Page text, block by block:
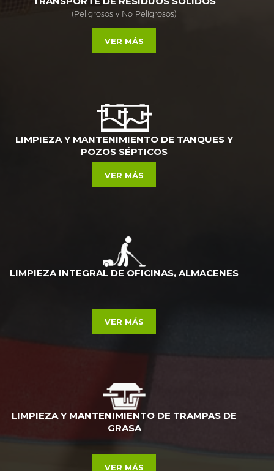
(Peligrosos y No Peligrosos)
VER MÁS
LIMPIEZA Y MANTENIMIENTO DE TANQUES Y
POZOS SÉPTICOS
VER MÁS
LIMPIEZA INTEGRAL DE OFICINAS, ALMACENES
VER MÁS
LIMPIEZA Y MANTENIMIENTO DE TRAMPAS DE
GRASA
VER MÁS